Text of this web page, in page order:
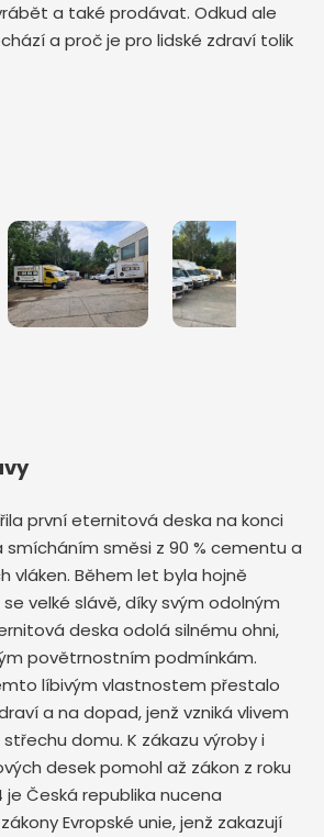
a také prodávat. Odkud ale
a proč je pro lidské zdraví tolik
první eternitová deska na konci
smícháním směsi z 90 % cementu a
vláken. Během let byla hojně
velké slávě, díky svým odolným
deska odolá silnému ohni,
povětrnostním podmínkám.
líbivým vlastnostem přestalo
a na dopad, jenž vzniká vlivem
domu. K zákazu výroby i
desek pomohl až zákon z roku
je Česká republika nucena
Evropské unie, jenž zakazují